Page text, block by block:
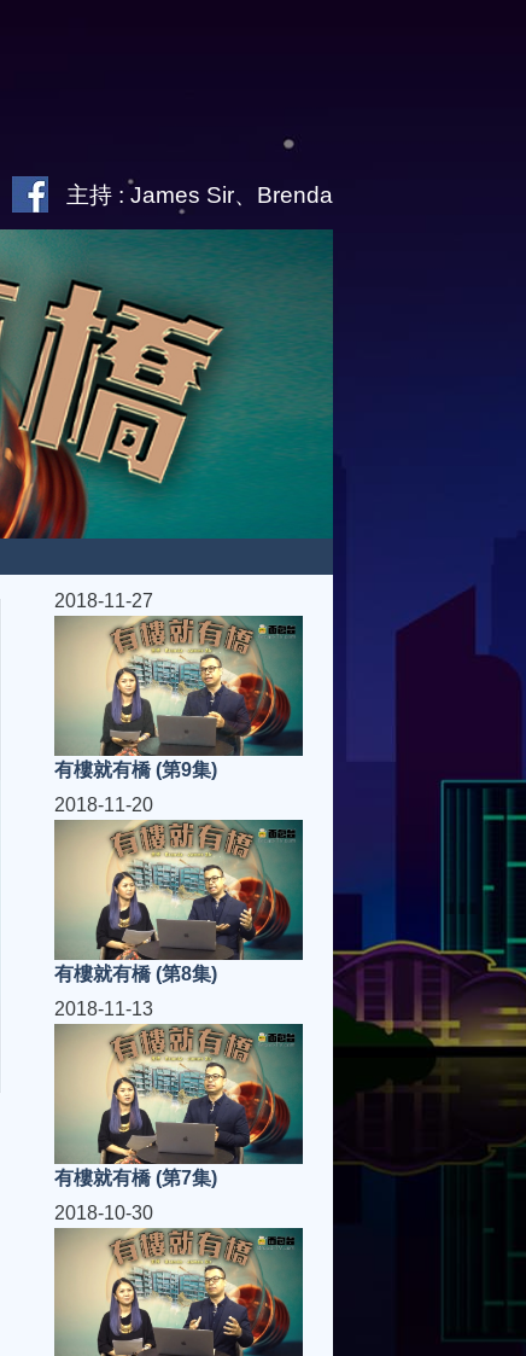
主持 : James Sir、Brenda
2018-11-27
有樓就有橋 (第9集)
2018-11-20
有樓就有橋 (第8集)
2018-11-13
有樓就有橋 (第7集)
2018-10-30